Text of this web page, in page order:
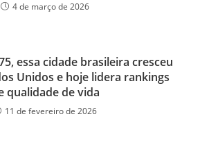
4 de março de 2026
essa cidade brasileira cresceu
Unidos e hoje lidera rankings
qualidade de vida
11 de fevereiro de 2026